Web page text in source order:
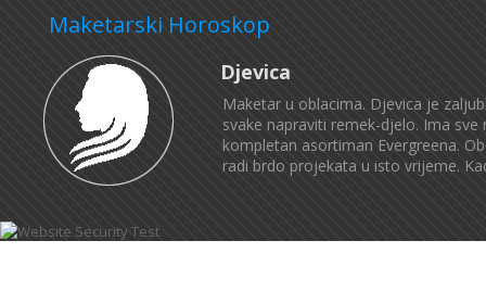
Maketarski Horoskop
Djevica
Maketar u oblacima. Djevica je
svake napraviti remek-djelo. Ima
kompletan asortiman Evergreena.
radi brdo projekata u isto vrijeme.